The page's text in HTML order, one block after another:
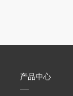
产品中心